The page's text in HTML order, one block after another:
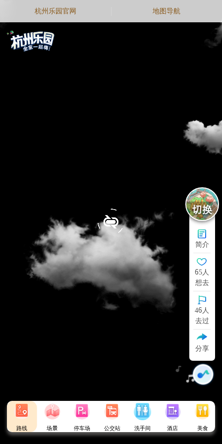
退出VR模式
VR参数设置
简介
65人
想去
46人
去过
分享
杭州乐园官网 地图导航
路线 场景 停车场 公交站 洗手间 酒店 美食
失落丛林